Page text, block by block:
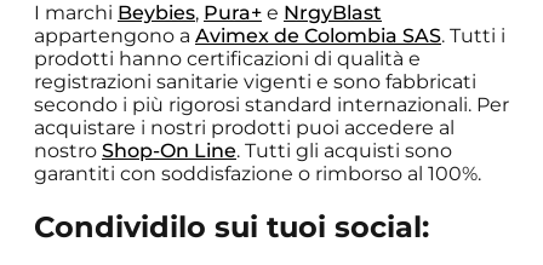
I marchi Beybies, Pura+ e NrgyBlast
appartengono a Avimex de Colombia SAS. Tutti i
prodotti hanno certificazioni di qualità e
registrazioni sanitarie vigenti e sono fabbricati
secondo i più rigorosi standard internazionali. Per
acquistare i nostri prodotti puoi accedere al
nostro Shop-On Line. Tutti gli acquisti sono
garantiti con soddisfazione o rimborso al 100%.
Condividilo sui tuoi social: